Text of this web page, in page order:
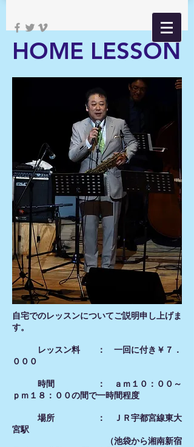
HOME LESSON
自宅でのレッスンについてご説明申し上げま
す。
レッスン料 ： 一回に付き￥７．
０００
時間 ： ａｍ１０：００～
ｐｍ１８：００の間で一時間程度
場所 ： ＪＲ宇都宮線東大
宮駅
（池袋から湘南新宿